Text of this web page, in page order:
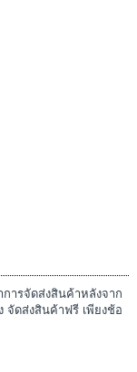
การจัดส่งสินค้าหลังจาก
จัดส่งสินค้าฟรี เพียงช้อ